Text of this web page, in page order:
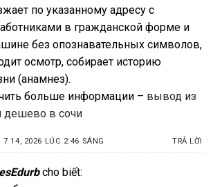
по указанному адресу с
в гражданской форме и
без опознавательных символов,
осмотр, собирает историю
(анамнез).
больше информации – вывод из
дешево в сочи
7 14, 2026 LÚC 2:46 SÁNG TRẢ LỜI
cho biết: